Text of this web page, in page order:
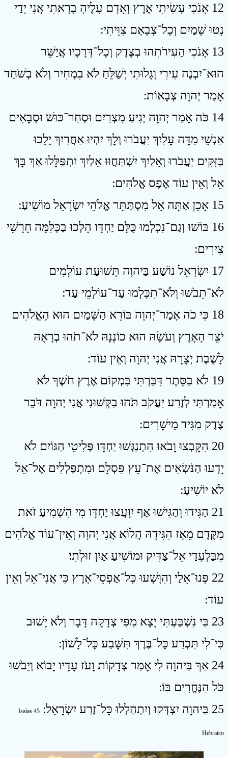
12 אָנֹכִי עָשִׂיתִי אֶרֶץ וְאָדָם עָלֶיהָ בָרָאתִי אֲנִי יָדַי
נָטוּ שָׁמַיִם וְכָל־צְבָאָם צִוֵּיתִי ׃
13 אָנֹכִי הַעִירֹתִהוּ בְצֶדֶק וְכָל־דְּרָכָיו אֲיַשֵּׁר
הוּא־יִבְנֶה עִירִי וְגָלוּתִי יְשַׁלֵּחַ לֹא בִמְחִיר וְלֹא בְשֹׁחַד
אָמַר יְהוָה צְבָאוֹת ׃
14 כֹּה אָמַר יְהוָה יְגִיעַ מִצְרַיִם וּסְחַר־כּוּשׁ וּסְבָאִים
אַנְשֵׁי מִדָּה עָלַיִךְ יַעֲבֹרוּ וְלָךְ יִהְיוּ אַחֲרַיִךְ יֵלֵכוּ
בַּזִּקִּים יַעֲבֹרוּ וְאֵלַיִךְ יִשְׁתַּחֲוּוּ אֵלַיִךְ יִתְפַּלָּלוּ אַךְ בָּךְ
אֵל וְאֵין עוֹד אֶפֶס אֱלֹהִים ׃
15 אָכֵן אַתָּה אֵל מִסְתַּתֵּר אֱלֹהֵי יִשְׂרָאֵל מוֹשִׁיעַ ׃
16 בּוֹשׁוּ וְגַם־נִכְלְמוּ כֻּלָּם יַחְדָּו הָלְכוּ בַכְּלִמָּה חָרָשֵׁי
צִירִים ׃
17 יִשְׂרָאֵל נוֹשַׁע בַּיהוָה תְּשׁוּעַת עוֹלָמִים
לֹא־תֵבֹשׁוּ וְלֹא־תִכָּלְמוּ עַד־עוֹלְמֵי עַד ׃
18 כִּי כֹה אָמַר־יְהוָה בּוֹרֵא הַשָּׁמַיִם הוּא הָאֱלֹהִים
יֹצֵר הָאָרֶץ וְעֹשָׂהּ הוּא כוֹנְנָהּ לֹא־תֹהוּ בְרָאָהּ
לָשֶׁבֶת יְצָרָהּ אֲנִי יְהוָה וְאֵין עוֹד ׃
19 לֹא בַסֵּתֶר דִּבַּרְתִּי בִּמְקוֹם אֶרֶץ חֹשֶׁךְ לֹא
אָמַרְתִּי לְזֶרַע יַעֲקֹב תֹּהוּ בַקְּשׁוּנִי אֲנִי יְהוָה דֹּבֵר
צֶדֶק מַגִּיד מֵישָׁרִים ׃
20 הִקָּבְצוּ וָבֹאוּ הִתְנַגְּשׁוּ יַחְדָּו פְּלִיטֵי הַגּוֹיִם לֹא
יָדְעוּ הַנֹּשְׂאִים אֶת־עֵץ פִּסְלָם וּמִתְפַּלְלִים אֶל־אֵל
לֹא יוֹשִׁיעַ ׃
21 הַגִּידוּ וְהַגִּישׁוּ אַף יִוָּעֲצוּ יַחְדָּו מִי הִשְׁמִיעַ זֹאת
מִקֶּדֶם מֵאָז הִגִּידָהּ הֲלוֹא אֲנִי יְהוָה וְאֵין־עוֹד אֱלֹהִים
מִבַּלְעָדַי אֵל־צַדִּיק וּמוֹשִׁיעַ אַיִן זוּלָתִי׃
22 פְּנוּ־אֵלַי וְהִוָּשְׁעוּ כָּל־אַפְסֵי־אָרֶץ כִּי אֲנִי־אֵל וְאֵין
עוֹד ׃
23 בִּי נִשְׁבַּעְתִּי יָצָא מִפִּי צְדָקָה דָּבָר וְלֹא יָשׁוּב
כִּי־לִי תִּכְרַע כָּל־בֶּרֶךְ תִּשָּׁבַע כָּל־לָשׁוֹן ׃
24 אַךְ בַּיהוָה לִי אָמַר צְדָקוֹת וָעֹז עָדָיו יָבוֹא וְיֵבֹשׁוּ
כֹּל הַנֶּחֱרִים בּוֹ ׃
25 בַּיהוָה יִצְדְּקוּ וְיִתְהַלְלוּ כָּל־זֶרַע יִשְׂרָאֵל ׃
Isaías 45
Hebraico